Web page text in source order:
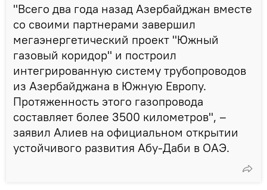
"Всего два года назад Азербайджан вместе
со своими партнерами завершил
мегаэнергетический проект "Южный
газовый коридор" и построил
интегрированную систему трубопроводов
из Азербайджана в Южную Европу.
Протяженность этого газопровода
составляет более 3500 километров", –
заявил Алиев на официальном открытии
устойчивого развития Абу-Даби в ОАЭ.